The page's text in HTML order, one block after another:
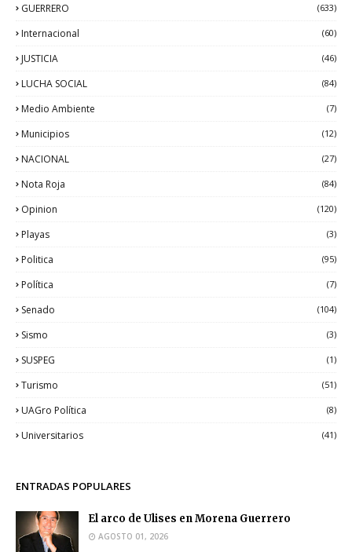
GUERRERO (633)
Internacional (60)
JUSTICIA (46)
LUCHA SOCIAL (84)
Medio Ambiente (7)
Municipios (12)
NACIONAL (27)
Nota Roja (84)
Opinion (120)
Playas (3)
Politica (95)
Política (7)
Senado (104)
Sismo (3)
SUSPEG (1)
Turismo (51)
UAGro Política (8)
Universitarios (41)
ENTRADAS POPULARES
El arco de Ulises en Morena Guerrero
AGOSTO 01, 2026